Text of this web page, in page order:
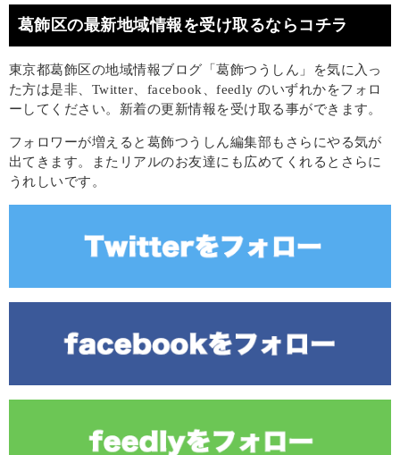
葛飾区の最新地域情報を受け取るならコチラ
東京都葛飾区の地域情報ブログ「葛飾つうしん」を気に入っ
た方は是非、Twitter、facebook、feedly のいずれかをフォロ
ーしてください。新着の更新情報を受け取る事ができます。
フォロワーが増えると葛飾つうしん編集部もさらにやる気が
出てきます。またリアルのお友達にも広めてくれるとさらに
うれしいです。